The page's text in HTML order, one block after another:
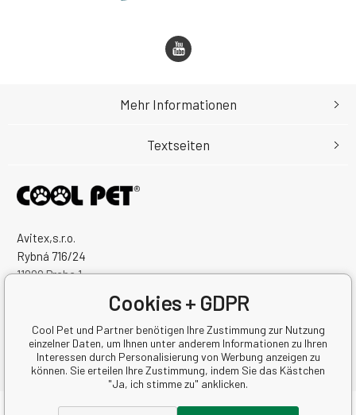
Avitex,s.r.o.
Rybná 716/24
11000 Praha 1
Handelsregister Nr.: 60745291
Steuernum.: CZ60745291
Mehr Informationen
Textseiten
Cookies + GDPR
Cool Pet und Partner benötigen Ihre Zustimmung zur Nutzung
einzelner Daten, um Ihnen unter anderem Informationen zu Ihren
Interessen durch Personalisierung von Werbung anzeigen zu
können. Sie erteilen Ihre Zustimmung, indem Sie das Kästchen
"Ja, ich stimme zu" anklicken.